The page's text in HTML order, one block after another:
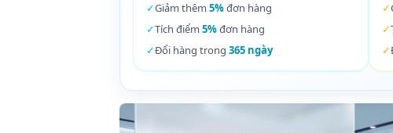
✓Giảm thêm 5%đơn hàng
✓Tích điểm 5%đơn hàng
✓Đổi hàng trong 365 ngày
✓
✓
✓